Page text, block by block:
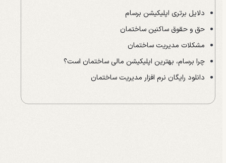
دلایل برتری اپلیکیشن برسام
حق و حقوق ساکنین ساختمان
مشکلات مدیریت ساختمان
چرا برسام، بهترین اپلیکیشن مالی ساختمان است؟
دانلود رایگان نرم افزار مدیریت ساختمان